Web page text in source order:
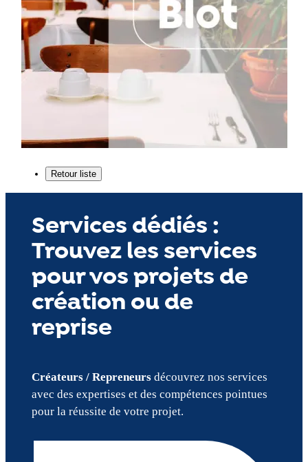
Services dédiés :
Trouvez les services
pour vos projets de
création ou de
reprise
Créateurs / Repreneursdécouvrez nos services
avec des expertises et des compétences pointues
pour la réussite de votre projet.